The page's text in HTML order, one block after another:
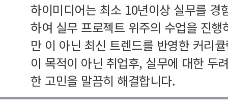
하이미디어는 최소 10년이상 실무를 경
하여 실무 프로젝트 위주의 수업을 진
만 이 아닌 최신 트렌드를 반영한 커리
이 목적이 아닌 취업후, 실무에 대한 두
한 고민을 말끔히 해결합니다.